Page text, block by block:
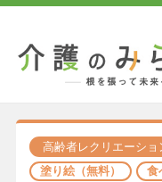
高齢者レクリエーショ
塗り絵（無料）
食